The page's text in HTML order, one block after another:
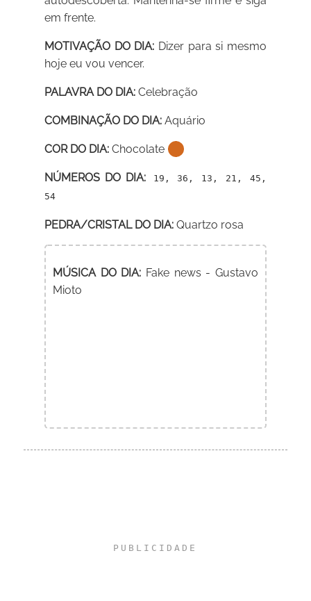
em frente.
MOTIVAÇÃO DO DIA: Dizer para si mesmo
hoje eu vou vencer.
PALAVRA DO DIA: Celebração
COMBINAÇÃO DO DIA: Aquário
COR DO DIA: Chocolate
NÚMEROS DO DIA:19, 36, 13, 21, 45,
54
PEDRA/CRISTAL DO DIA: Quartzo rosa
MÚSICA DO DIA: Fake news - Gustavo
Mioto